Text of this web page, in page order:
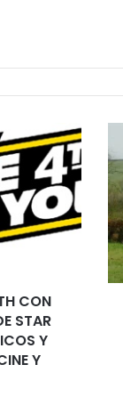
CON
STAR
Y
Y